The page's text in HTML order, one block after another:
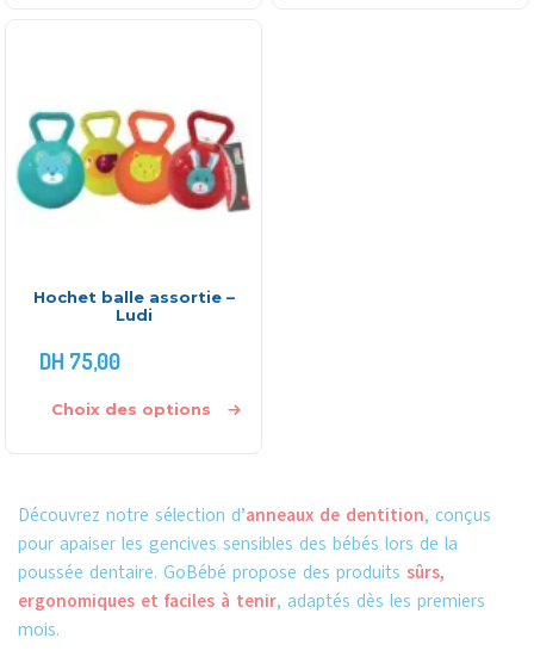
Hochet balle assortie –
Ludi
DH 75,00
Choix des options
Découvrez notre sélection d’anneaux de dentition, conçus
pour apaiser les gencives sensibles des bébés lors de la
poussée dentaire. GoBébé propose des produits sûrs,
ergonomiques et faciles à tenir, adaptés dès les premiers
mois.